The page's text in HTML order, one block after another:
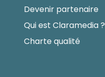
Devenir partenaire
Qui est Claramedia ?
Charte qualité